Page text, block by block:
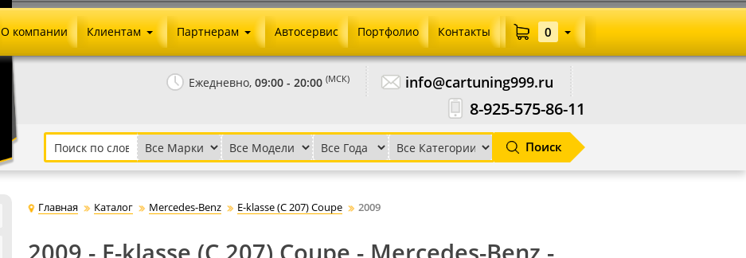
Ежедневно, 09:00 - 20:00 (МСК) info@cartuning999.ru
8-925-575-86-11
Поиск
О компании Клиентам
Как сделать заказ
Установка на авто
Письмо директору
Партнерам
Агентское вознаграждение
Скачать прайс
Автосервис Портфолио Контакты 0
Главная Каталог Mercedes-Benz E-klasse (C 207) Coupe 2009